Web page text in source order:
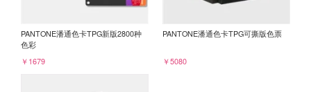
PANTONE潘通色卡TPG新版2800种
色彩
￥1679
PANTONE潘通色卡TPG可撕版色票
￥5080